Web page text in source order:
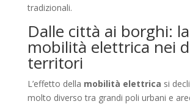
tradizionali.
Dalle città ai borghi: la
mobilità elettrica nei
territori
L’effetto della mobilità elettrica si
molto diverso tra grandi poli urbani e